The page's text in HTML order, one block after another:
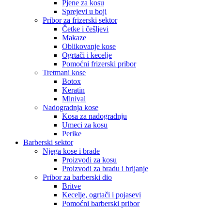
Pjene za kosu
Sprejevi u boji
Pribor za frizerski sektor
Četke i češljevi
Makaze
Oblikovanje kose
Ogrtači i kecelje
Pomoćni frizerski pribor
Tretmani kose
Botox
Keratin
Minival
Nadogradnja kose
Kosa za nadogradnju
Umeci za kosu
Perike
Barberski sektor
Njega kose i brade
Proizvodi za kosu
Proizvodi za bradu i brijanje
Pribor za barberski dio
Britve
Kecelje, ogrtači i pojasevi
Pomoćni barberski pribor